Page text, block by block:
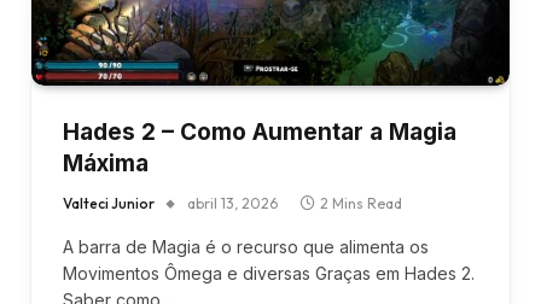
Hades 2 – Como Aumentar a Magia
Máxima
Valteci Junior abril 13, 2026 2 Mins Read
A barra de Magia é o recurso que alimenta os
Movimentos Ômega e diversas Graças em Hades 2.
Saber como…